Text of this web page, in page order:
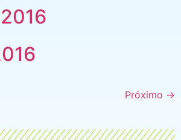
Próximo →